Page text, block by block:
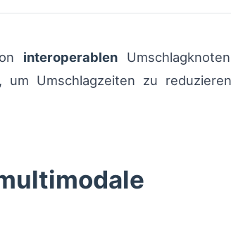
interoperablen
um Umschlagzeiten zu